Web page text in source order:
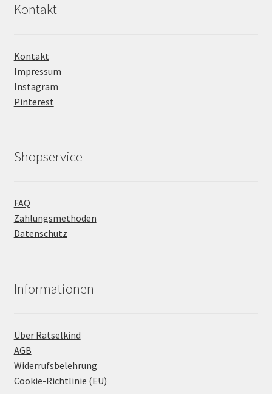
Kontakt
Kontakt
Impressum
Instagram
Pinterest
Shopservice
FAQ
Zahlungsmethoden
Datenschutz
Informationen
Über Rätselkind
AGB
Widerrufsbelehrung
Cookie-Richtlinie (EU)